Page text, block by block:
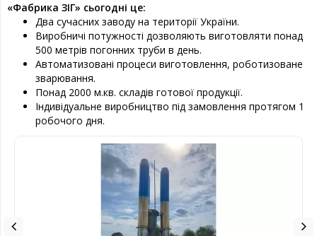
«Фабрика ЗІГ» сьогодні це:
Два сучасних заводу на території України.
Виробничі потужності дозволяють виготовляти понад
500 метрів погонних труби в день.
Автоматизовані процеси виготовлення, роботизоване
зварювання.
Понад 2000 м.кв. складів готової продукції.
Індивідуальне виробництво під замовлення протягом 1
робочого дня.